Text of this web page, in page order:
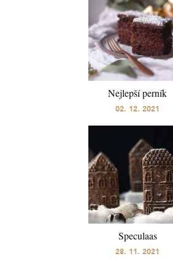
Nejlepší perník
02. 12. 2021
Speculaas
28. 11. 2021